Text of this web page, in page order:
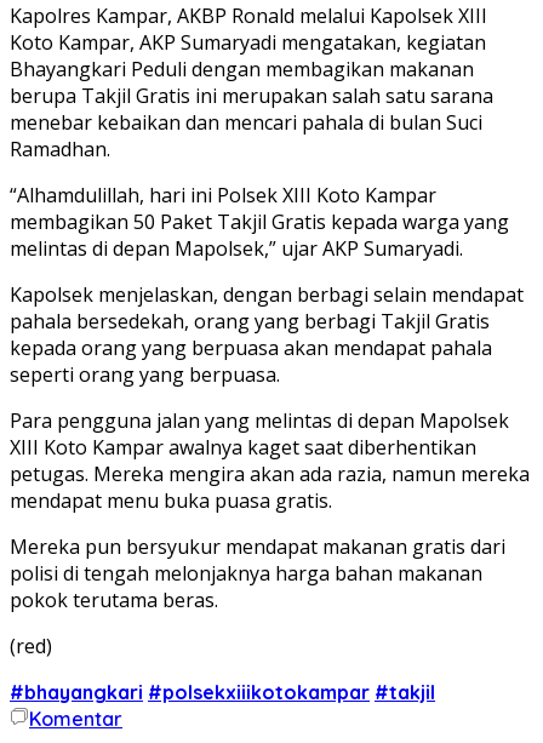
Kapolres Kampar, AKBP Ronald melalui Kapolsek XIII
Koto Kampar, AKP Sumaryadi mengatakan, kegiatan
Bhayangkari Peduli dengan membagikan makanan
berupa Takjil Gratis ini merupakan salah satu sarana
menebar kebaikan dan mencari pahala di bulan Suci
Ramadhan.
“Alhamdulillah, hari ini Polsek XIII Koto Kampar
membagikan 50 Paket Takjil Gratis kepada warga yang
melintas di depan Mapolsek,” ujar AKP Sumaryadi.
Kapolsek menjelaskan, dengan berbagi selain mendapat
pahala bersedekah, orang yang berbagi Takjil Gratis
kepada orang yang berpuasa akan mendapat pahala
seperti orang yang berpuasa.
Para pengguna jalan yang melintas di depan Mapolsek
XIII Koto Kampar awalnya kaget saat diberhentikan
petugas. Mereka mengira akan ada razia, namun mereka
mendapat menu buka puasa gratis.
Mereka pun bersyukur mendapat makanan gratis dari
polisi di tengah melonjaknya harga bahan makanan
pokok terutama beras.
(red)
#bhayangkari #polsekxiiikotokampar #takjil
Komentar